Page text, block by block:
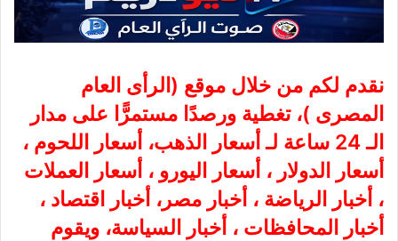
نقدم لكم من خلال موقع ( الرأى العام
المصرى )، تغطية ورصدًا مستمرًّا على مدار
الـ 24 ساعة لـ أسعار الذهب، أسعار اللحوم ،
أسعار الدولار ، أسعار اليورو ، أسعار العملات
، أخبار الرياضة ، أخبار مصر، أخبار اقتصاد ،
أخبار المحافظات ، أخبار السياسة، ويقوم